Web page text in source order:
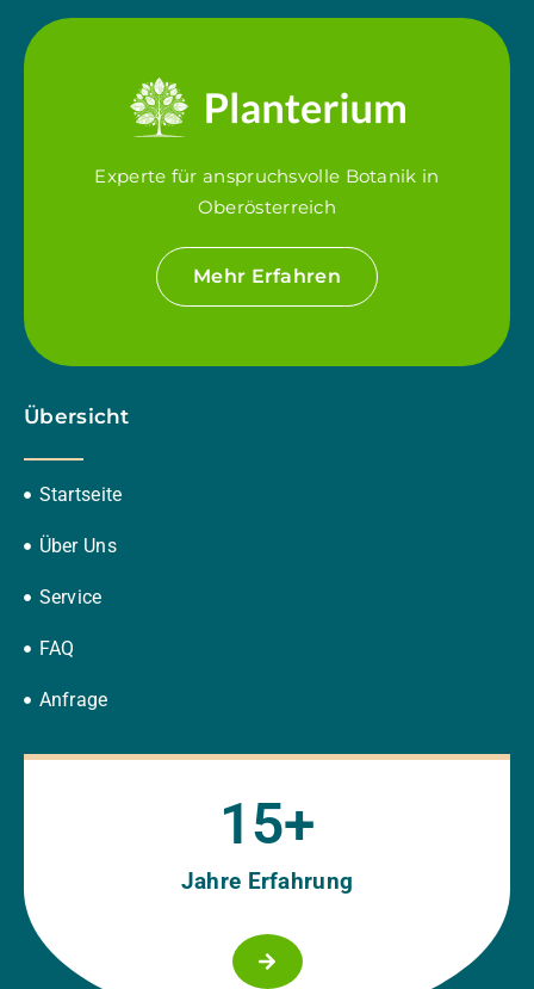
Experte für anspruchsvolle Botanik in
Oberösterreich
Mehr Erfahren
Übersicht
Startseite
Über Uns
Service
FAQ
Anfrage
Jahre Erfahrung
15+